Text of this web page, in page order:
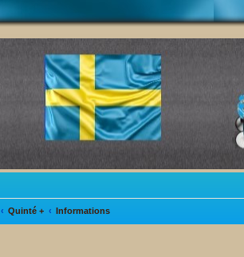
Quinté + Informations